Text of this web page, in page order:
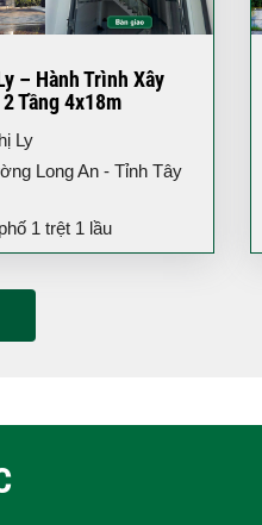
– Hành Trình Xây
Tầng 4x18m
Ly
Long An - Tỉnh Tây
1 trệt 1 lầu